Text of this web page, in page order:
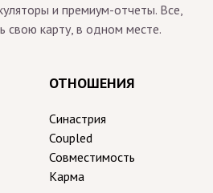
и премиум-отчеты. Все,
свою карту, в одном месте.
ОТНОШЕНИЯ
Синастрия
Coupled
Совместимость
Карма